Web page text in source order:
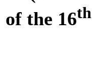
of the 16th